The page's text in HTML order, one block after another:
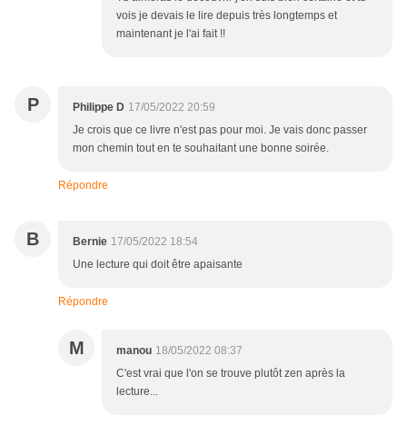
vois je devais le lire depuis très longtemps et
maintenant je l'ai fait !!
P Philippe D 17/05/2022 20:59
Je crois que ce livre n'est pas pour moi. Je vais donc passer
mon chemin tout en te souhaitant une bonne soirée.
Répondre
B Bernie 17/05/2022 18:54
Une lecture qui doit être apaisante
Répondre
M manou 18/05/2022 08:37
C'est vrai que l'on se trouve plutôt zen après la
lecture...